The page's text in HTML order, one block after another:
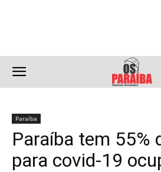
Paraíba
Paraíba tem 55%
para covid-19